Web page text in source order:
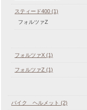
スティード400 (1)
フォルツァZ
フォルツァX (1)
フォルツァZ (1)
バイク ヘルメット (2)